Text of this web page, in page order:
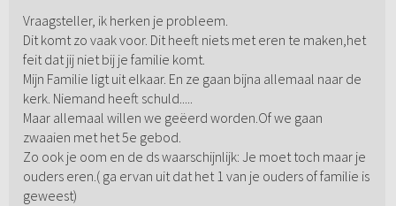
Vraagsteller, ik herken je probleem.
Dit komt zo vaak voor. Dit heeft niets met eren te maken,het
feit dat jij niet bij je familie komt.
Mijn Familie ligt uit elkaar. En ze gaan bijna allemaal naar de
kerk. Niemand heeft schuld.....
Maar allemaal willen we geëerd worden.Of we gaan
zwaaien met het 5e gebod.
Zo ook je oom en de ds waarschijnlijk: Je moet toch maar je
ouders eren.( ga ervan uit dat het 1 van je ouders of familie is
geweest)